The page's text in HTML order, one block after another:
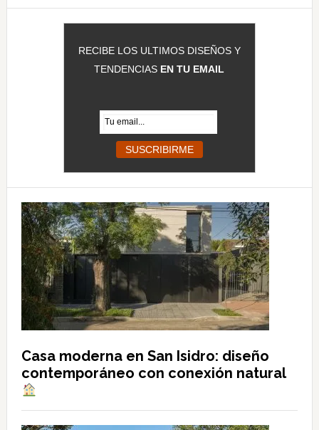
RECIBE LOS ULTIMOS DISEÑOS Y
TENDENCIAS EN TU EMAIL
Casa moderna en San Isidro: diseño
contemporáneo con conexión natural